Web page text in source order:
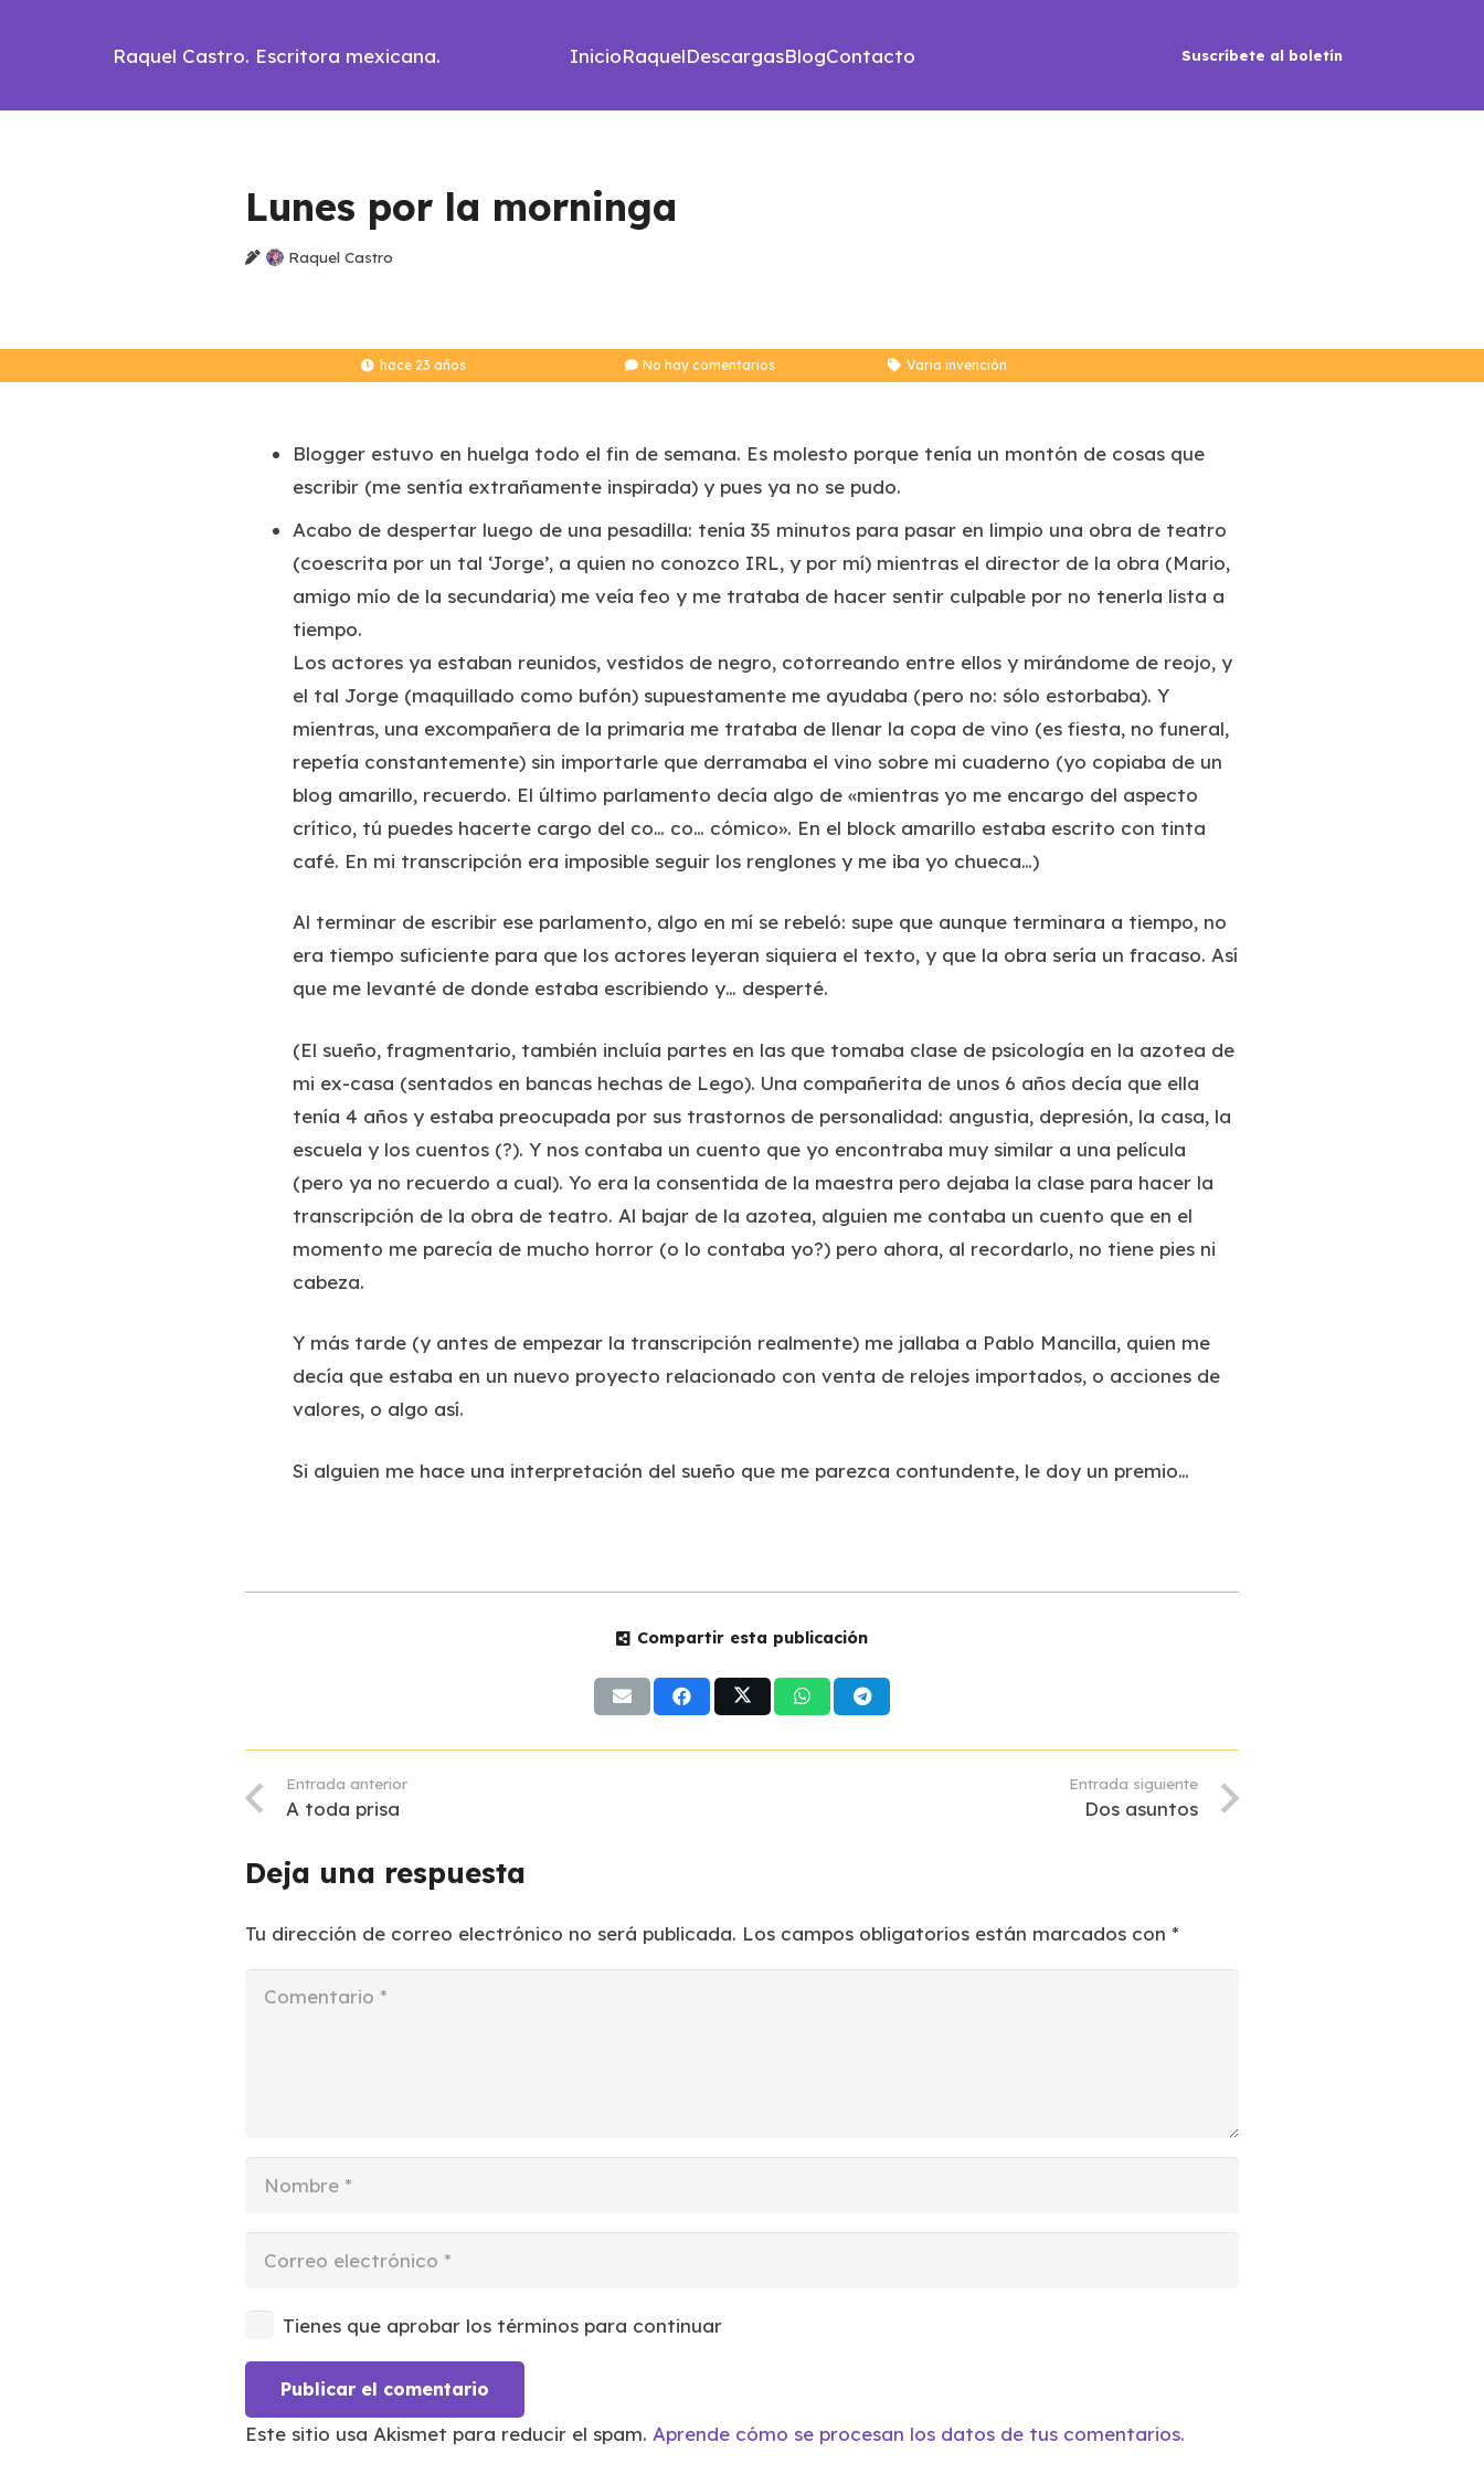
Raquel Castro. Escritora mexicana. InicioRaquelDescargasBlogContacto Suscríbete al boletín
Lunes por la morninga
Raquel Castro
hace 23 años No hay comentarios Varia invención
Blogger estuvo en huelga todo el fin de semana. Es molesto porque tenía un montón de cosas que
escribir (me sentía extrañamente inspirada) y pues ya no se pudo.
Acabo de despertar luego de una pesadilla: tenía 35 minutos para pasar en limpio una obra de teatro
(coescrita por un tal ‘Jorge’, a quien no conozco IRL, y por mí) mientras el director de la obra (Mario,
amigo mío de la secundaria) me veía feo y me trataba de hacer sentir culpable por no tenerla lista a
tiempo.
Los actores ya estaban reunidos, vestidos de negro, cotorreando entre ellos y mirándome de reojo, y
el tal Jorge (maquillado como bufón) supuestamente me ayudaba (pero no: sólo estorbaba). Y
mientras, una excompañera de la primaria me trataba de llenar la copa de vino (es fiesta, no funeral,
repetía constantemente) sin importarle que derramaba el vino sobre mi cuaderno (yo copiaba de un
blog amarillo, recuerdo. El último parlamento decía algo de «mientras yo me encargo del aspecto
crítico, tú puedes hacerte cargo del co… co… cómico». En el block amarillo estaba escrito con tinta
café. En mi transcripción era imposible seguir los renglones y me iba yo chueca…)
Al terminar de escribir ese parlamento, algo en mí se rebeló: supe que aunque terminara a tiempo, no
era tiempo suficiente para que los actores leyeran siquiera el texto, y que la obra sería un fracaso. Así
que me levanté de donde estaba escribiendo y… desperté.
(El sueño, fragmentario, también incluía partes en las que tomaba clase de psicología en la azotea de
mi ex-casa (sentados en bancas hechas de Lego). Una compañerita de unos 6 años decía que ella
tenía 4 años y estaba preocupada por sus trastornos de personalidad: angustia, depresión, la casa, la
escuela y los cuentos(?). Y nos contaba un cuento que yo encontraba muy similar a una película
(pero ya no recuerdo a cual). Yo era la consentida de la maestra pero dejaba la clase para hacer la
transcripción de la obra de teatro. Al bajar de la azotea, alguien me contaba un cuento que en el
momento me parecía de mucho horror (o lo contaba yo?) pero ahora, al recordarlo, no tiene pies ni
cabeza.
Y más tarde (y antes de empezar la transcripción realmente) me jallaba a Pablo Mancilla, quien me
decía que estaba en un nuevo proyecto relacionado con venta de relojes importados, o acciones de
valores, o algo así.
Si alguien me hace una interpretación del sueño que me parezca contundente, le doy un premio…
Compartir esta publicación
Entrada anterior
A toda prisa
Entrada siguiente
Dos asuntos
Deja una respuesta
Tu dirección de correo electrónico no será publicada. Los campos obligatorios están marcados con *
Tienes que aprobar los términos para continuar
Publicar el comentario
Este sitio usa Akismet para reducir el spam. Aprende cómo se procesan los datos de tus comentarios.